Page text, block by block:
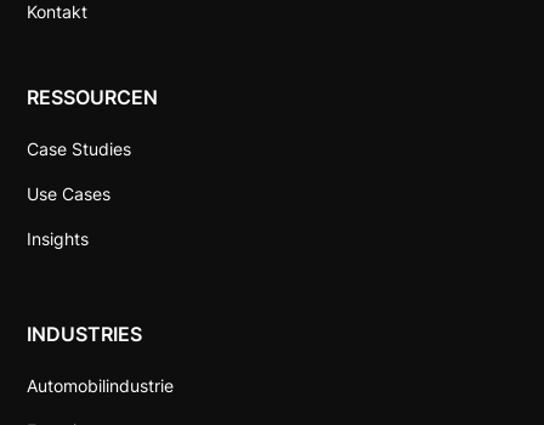
Kontakt
RESSOURCEN
Case Studies
Use Cases
Insights
INDUSTRIES
Automobilindustrie